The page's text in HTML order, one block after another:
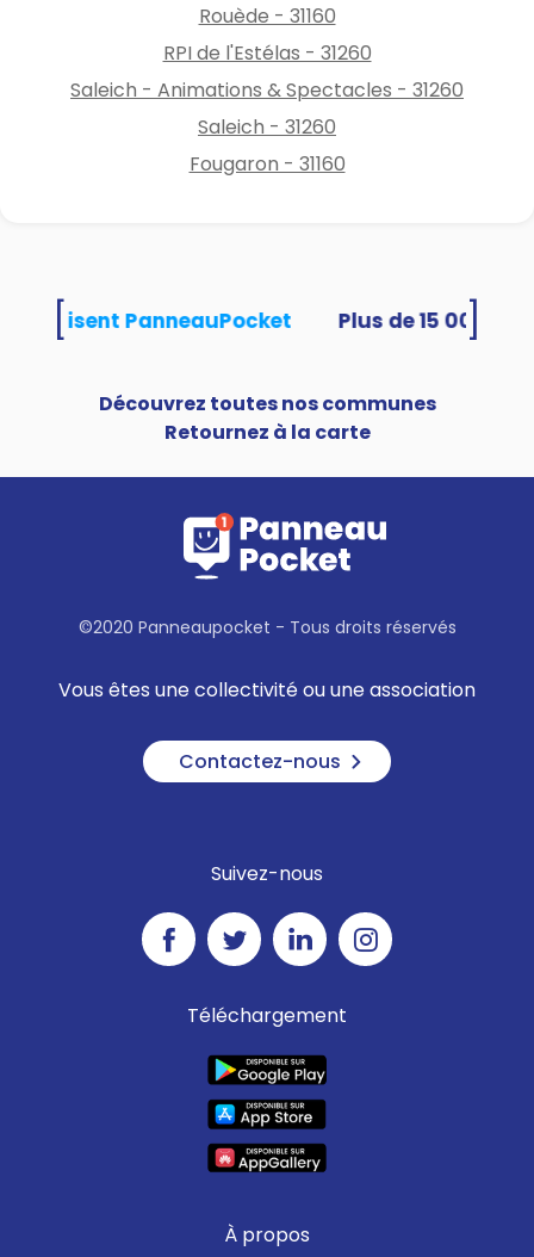
Rouède - 31160
RPI de l'Estélas - 31260
Saleich - Animations & Spectacles - 31260
Saleich - 31260
Fougaron - 31160
utilisent PanneauPocket
Découvrez toutes nos communes
Retournez à la carte
©2020 Panneaupocket - Tous droits réservés
Vous êtes une collectivité ou une association
Contactez-nous
Suivez-nous
Téléchargement
À propos